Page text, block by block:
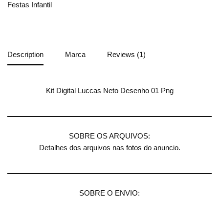
Festas Infantil
Description Marca Reviews (1)
Kit Digital Luccas Neto Desenho 01 Png
SOBRE OS ARQUIVOS:
Detalhes dos arquivos nas fotos do anuncio.
SOBRE O ENVIO: